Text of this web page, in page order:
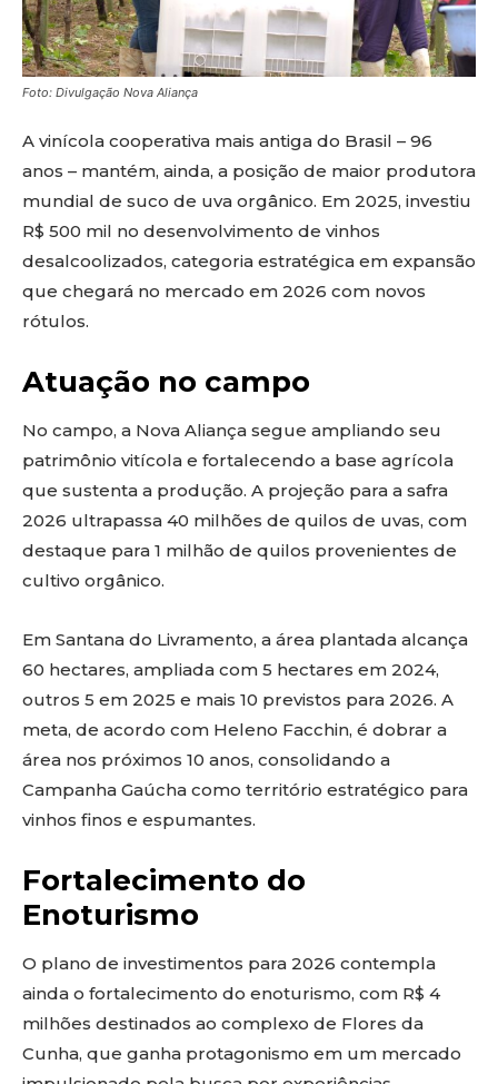
Foto: Divulgação Nova Aliança
A vinícola cooperativa mais antiga do Brasil – 96
anos – mantém, ainda, a posição de maior produtora
mundial de suco de uva orgânico. Em 2025, investiu
R$ 500 mil no desenvolvimento de vinhos
desalcoolizados, categoria estratégica em expansão
que chegará no mercado em 2026 com novos
rótulos.
Atuação no campo
No campo, a Nova Aliança segue ampliando seu
patrimônio vitícola e fortalecendo a base agrícola
que sustenta a produção. A projeção para a safra
2026 ultrapassa 40 milhões de quilos de uvas, com
destaque para 1 milhão de quilos provenientes de
cultivo orgânico.
Em Santana do Livramento, a área plantada alcança
60 hectares, ampliada com 5 hectares em 2024,
outros 5 em 2025 e mais 10 previstos para 2026. A
meta, de acordo com Heleno Facchin, é dobrar a
área nos próximos 10 anos, consolidando a
Campanha Gaúcha como território estratégico para
vinhos finos e espumantes.
Fortalecimento do
Enoturismo
O plano de investimentos para 2026 contempla
ainda o fortalecimento do enoturismo, com R$ 4
milhões destinados ao complexo de Flores da
Cunha, que ganha protagonismo em um mercado